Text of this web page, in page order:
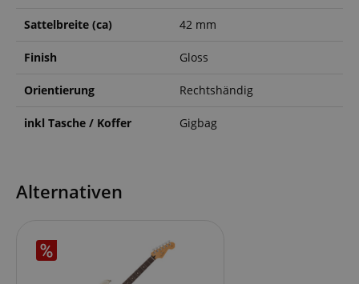
Sattelbreite (ca) 42 mm
Finish Gloss
Orientierung Rechtshändig
inkl Tasche / Koffer Gigbag
Alternativen